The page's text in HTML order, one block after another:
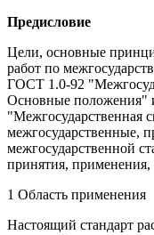
Предисловие
Цели, основные
работ по
ГОСТ 1.0-92
Основные положения"
"Межгосударственная
межгосударственные,
межгосударственной
принятия,
1 Область применения
Настоящий стандарт